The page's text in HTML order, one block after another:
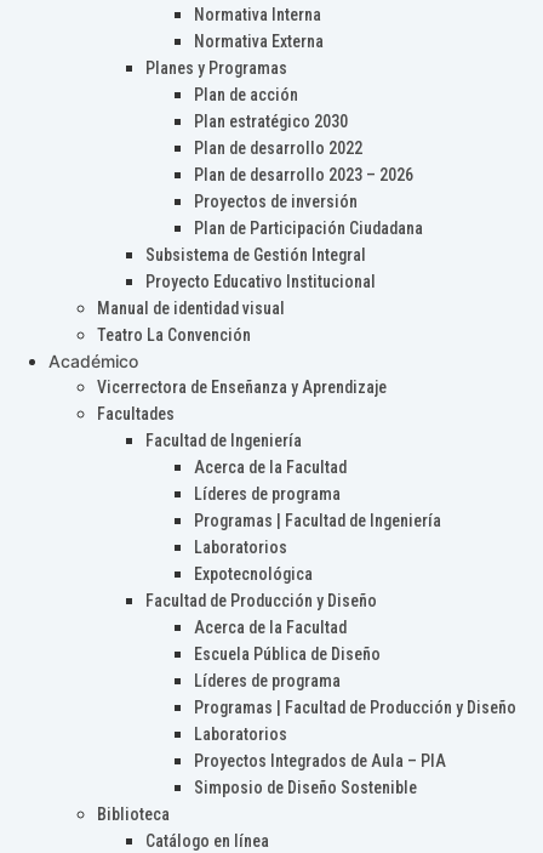
Normativa Interna
Normativa Externa
Planes y Programas
Plan de acción
Plan estratégico 2030
Plan de desarrollo 2022
Plan de desarrollo 2023 – 2026
Proyectos de inversión
Plan de Participación Ciudadana
Subsistema de Gestión Integral
Proyecto Educativo Institucional
Manual de identidad visual
Teatro La Convención
Académico
Vicerrectora de Enseñanza y Aprendizaje
Facultades
Facultad de Ingeniería
Acerca de la Facultad
Líderes de programa
Programas | Facultad de Ingeniería
Laboratorios
Expotecnológica
Facultad de Producción y Diseño
Acerca de la Facultad
Escuela Pública de Diseño
Líderes de programa
Programas | Facultad de Producción y Diseño
Laboratorios
Proyectos Integrados de Aula – PIA
Simposio de Diseño Sostenible
Biblioteca
Catálogo en línea